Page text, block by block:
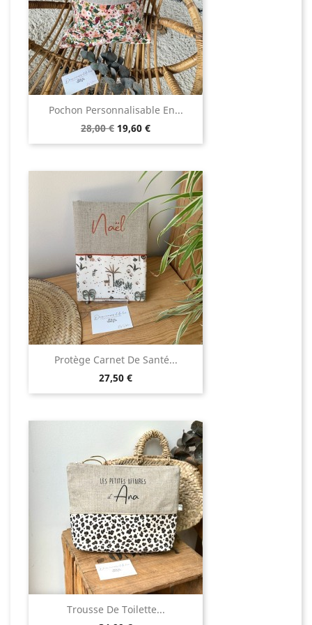
Pochon Personnalisable En...
Prix
de
28,00 € Prix
19,60 €
Protège Carnet De Santé...
Prix
27,50 €
Trousse De Toilette...